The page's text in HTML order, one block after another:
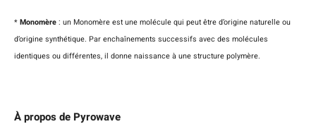
* Monomère : un Monomère est une molécule qui peut être d’origine naturelle ou
d’origine synthétique. Par enchaînements successifs avec des molécules
identiques ou différentes, il donne naissance à une structure polymère.
À propos de Pyrowave